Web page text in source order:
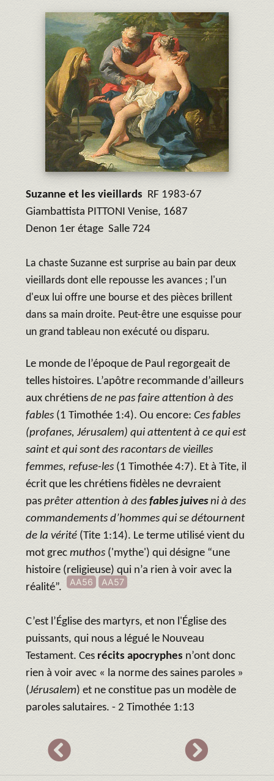
Suzanne et les vieillards RF 1983-67
Giambattista PITTONI Venise, 1687
Denon 1er étage Salle 724
La chaste Suzanne est surprise au bain par deux
vieillards dont elle repousse les avances ; l'un
d'eux lui offre une bourse et des pièces brillent
dans sa main droite. Peut-être une esquisse pour
un grand tableau non exécuté ou disparu.
Le monde de l’époque de Paul regorgeait de
telles histoires. L’apôtre recommande d’ailleurs
aux chrétiens de ne pas faire attention à des
fables (1 Timothée 1:4). Ou encore: Ces fables
(profanes, Jérusalem) qui attentent à ce qui est
saint et qui sont des racontars de vieilles
femmes, refuse-les (1 Timothée 4:7). Et à Tite, il
écrit que les chrétiens fidèles ne devraient
pas prêter attention à des fables juivesni à des
commandements d’hommes qui se détournent
de la vérité (Tite 1:14). Le terme utilisé vient du
mot grec muthos ('mythe') qui désigne “une
histoire (religieuse) qui n’a rien à voir avec la
réalité”.
AA56 AA57
C’est l’Église des martyrs, et non l'Église des
puissants, qui nous a légué le Nouveau
Testament. Ces récits apocryphes n’ont donc
rien à voir avec « la norme des saines paroles »
(Jérusalem) et ne constitue pas un modèle de
paroles salutaires. - 2 Timothée 1:13